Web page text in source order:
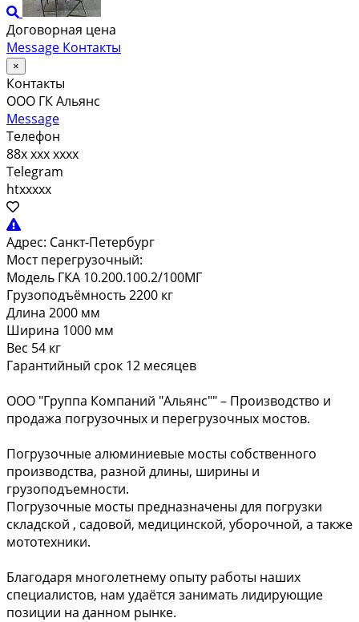
Договорная цена
Message Контакты
×
Контакты
ООО ГК Альянс
Message
Телефон
88x xxx xxxx
Telegram
htxxxxx
Адрес: Санкт-Петербург
Мост перегрузочный:
Модель ГКА 10.200.100.2/100МГ
Грузоподъёмность 2200 кг
Длина 2000 мм
Ширина 1000 мм
Вес 54 кг
Гарантийный срок 12 месяцев
ООО "Группа Компаний "Альянс"" – Производство и
продажа погрузочных и перегрузочных мостов.
Погрузочные алюминиевые мосты собственного
производства, разной длины, ширины и
грузоподъемности.
Погрузочные мосты предназначены для погрузки
складской , садовой, медицинской, уборочной, а также
мототехники.
Благодаря многолетнему опыту работы наших
специалистов, нам удаётся занимать лидирующие
позиции на данном рынке.